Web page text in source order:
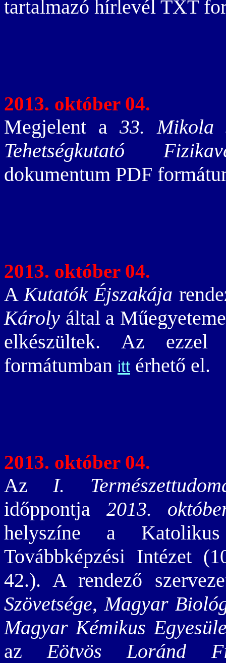
tartalmazó hírlevél TXT
2013. október 04.
Megjelent a 33. Mikola
Tehetségkutató
dokumentum PDF
2013. október 04.
AKutatók Éjszakája
Károly által a
elkészültek. Az ezzel
formátumban itt érhető el.
2013. október 04.
AzI.
időppontja 2013.
helyszíne a
Továbbképzési Intézet
42.). A rendező
Szövetsége,Magyar
Magyar Kémikus
azEötvös Loránd